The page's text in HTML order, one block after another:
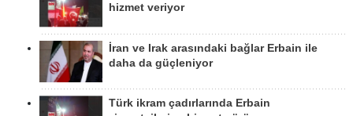
hizmet veriyor
İran ve Irak arasındaki bağlar Erbain ile
daha da güçleniyor
Türk ikram çadırlarında Erbain